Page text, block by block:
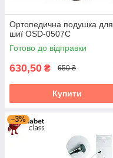
Ортопедична подушка для
шиї OSD-0507C
Готово до відправки
630,50 ₴ 650 ₴
Купити
–3%